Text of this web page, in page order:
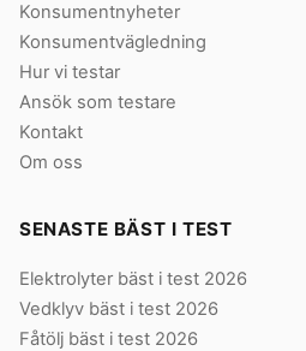
Konsumentnyheter
Konsumentvägledning
Hur vi testar
Ansök som testare
Kontakt
Om oss
SENASTE BÄST I TEST
Elektrolyter bäst i test 2026
Vedklyv bäst i test 2026
Fåtölj bäst i test 2026